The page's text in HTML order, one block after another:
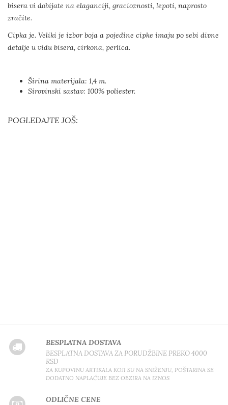
bisera vi dobijate na elaganciji, gracioznosti, lepoti, naprosto
zračite.
Cipka je. Veliki je izbor boja a pojedine cipke imaju po sebi divne
detalje u vidu bisera, cirkona, perlica.
Širina materijala: 1,4 m.
Sirovinski sastav: 100% poliester.
POGLEDAJTE JOŠ:
BESPLATNA DOSTAVA
BESPLATNA DOSTAVA ZA PORUDŽBINE PREKO 4000
RSD
ZA KUPOVINU ARTIKALA KOJI SU NA SNIŽENJU, POŠTARINA SE
DODATNO NAPLAĆUJE BEZ OBZIRA NA IZNOS
ODLIČNE CENE